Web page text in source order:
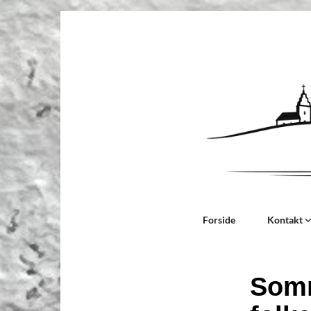
Forside Kontakt